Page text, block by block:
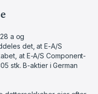
a og
det, at E-A/S
at E-A/S Component-
stk. B-aktier i German